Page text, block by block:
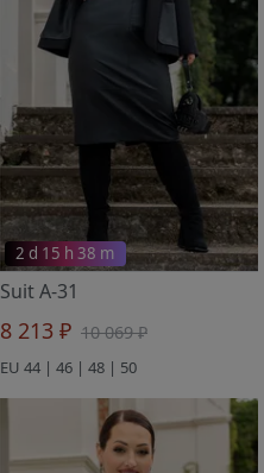
2 d 15 h 38 m
Suit A-31
8 213 ₽ 10 069 ₽
EU 44 | 46 | 48 | 50